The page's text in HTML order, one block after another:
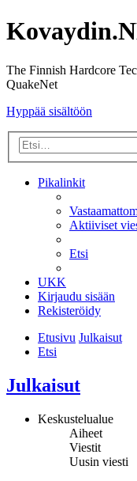
The Finnish Hardcore
QuakeNet
Hyppää sisältöön
Pikalinkit
Aktiiviset
Etsi
UKK
Kirjaudu sisään
Rekisteröidy
Etusivu Julkaisut
Etsi
Julkaisut
Keskustelualue
Aiheet
Viestit
Uusin viesti